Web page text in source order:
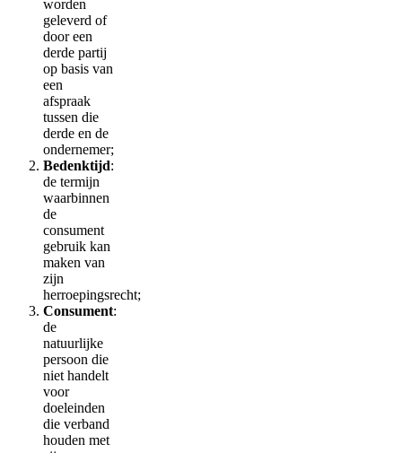
worden
geleverd of
door een
derde partij
op basis van
een
afspraak
tussen die
derde en de
ondernemer;
Bedenktijd:
de termijn
waarbinnen
de
consument
gebruik kan
maken van
zijn
herroepingsrecht;
Consument:
de
natuurlijke
persoon die
niet handelt
voor
doeleinden
die verband
houden met